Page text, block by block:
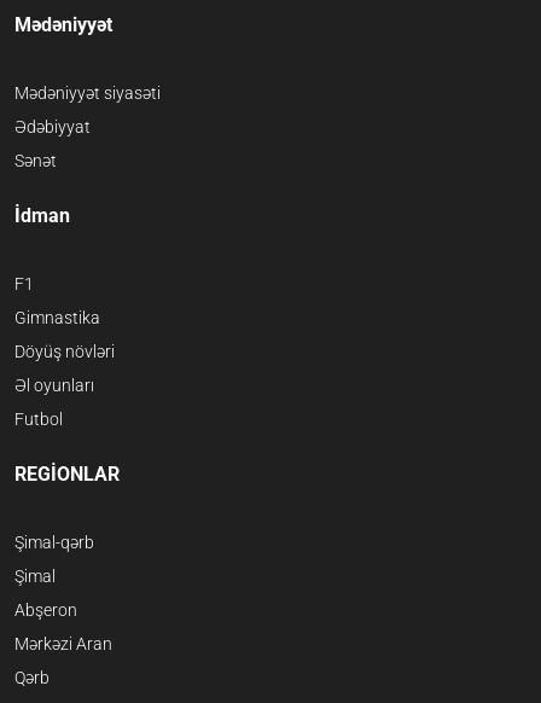
Mədəniyyət
Mədəniyyət siyasəti
Ədəbiyyat
Sənət
İdman
F1
Gimnastika
Döyüş növləri
Əl oyunları
Futbol
REGİONLAR
Şimal-qərb
Şimal
Abşeron
Mərkəzi Aran
Qərb